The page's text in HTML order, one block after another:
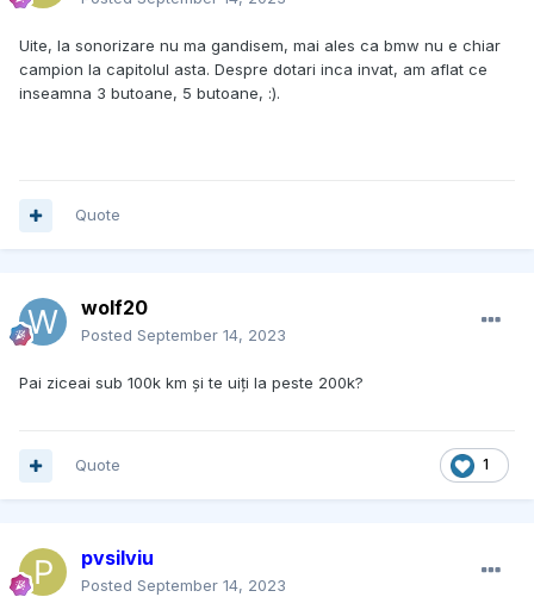
Uite, la sonorizare nu ma gandisem, mai ales ca bmw nu e chiar
campion la capitolul asta. Despre dotari inca invat, am aflat ce
inseamna 3 butoane, 5 butoane, :).
Quote
wolf20
Posted September 14, 2023
Pai ziceai sub 100k km și te uiți la peste 200k?
1
Quote
pvsilviu
Posted September 14, 2023